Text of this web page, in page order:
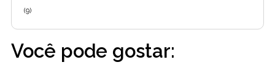
(9)
Você pode gostar: